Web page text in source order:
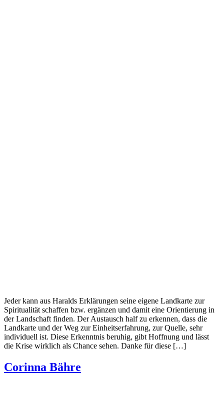
Jeder kann aus Haralds Erklärungen seine eigene Landkarte zur
Spiritualität schaffen bzw. ergänzen und damit eine Orientierung in
der Landschaft finden. Der Austausch half zu erkennen, dass die
Landkarte und der Weg zur Einheitserfahrung, zur Quelle, sehr
individuell ist. Diese Erkenntnis beruhig, gibt Hoffnung und lässt
die Krise wirklich als Chance sehen. Danke für diese […]
Corinna Bähre